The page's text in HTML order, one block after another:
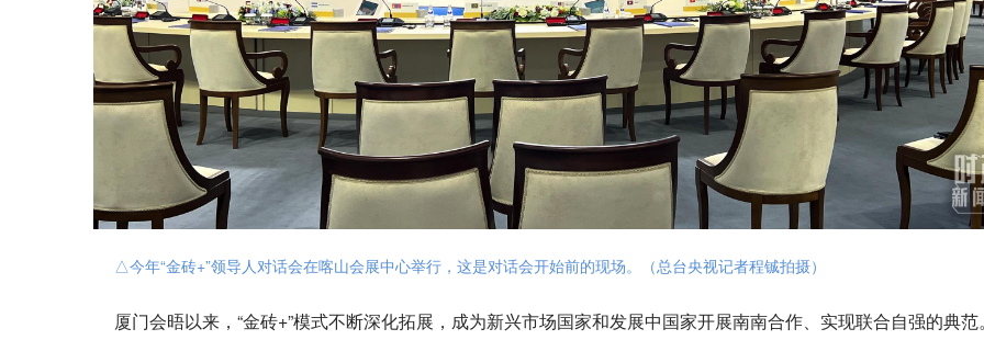
△今年“金砖+”领导人对话会在喀山会展中心举行，这是对话会开始前的现场。（总台央视记者程铖拍摄）
厦门会晤以来，“金砖+”模式不断深化拓展，成为新兴市场国家和发展中国家开展南南合作、实现联合自强的典范。